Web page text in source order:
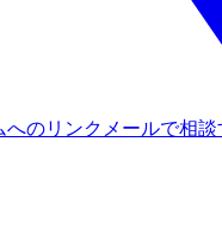
へのリンク メールで相